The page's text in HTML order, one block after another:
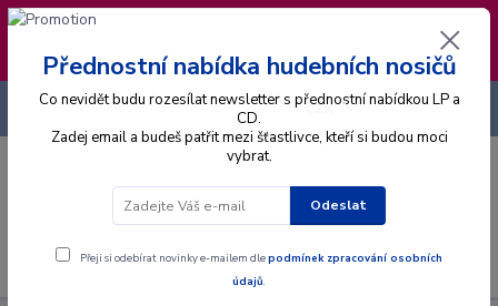
❣️ Od 4.8. do 13.8. čerpám dovolenou. Datum
expedice objednávek se posouvá na pátek
14.8.2026 🐋
Menu
CZK
+420 725 736 293
Přednostní nabídka hudebních nosičů
Co nevidět budu rozesílat newsletter s přednostní nabídkou LP a
CD.
Zadej email a budeš patřit mezi šťastlivce, kteří si budou moci
vybrat.
Odeslat
Přeji si odebírat novinky e-mailem dlepodmínek zpracování osobních
údajů.